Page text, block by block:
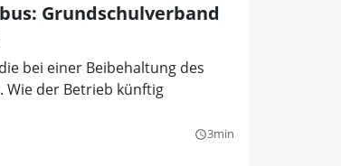
Grundschulverband
bei einer Beibehaltung des
der Betrieb künftig
query_builder3min